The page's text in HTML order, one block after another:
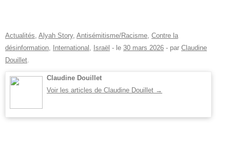
Actualités, Alyah Story, Antisémitisme/Racisme, Contre la
désinformation, International , Israël - le 30 mars 2026 - par Claudine
Douillet.
Claudine Douillet
Voir les articles de Claudine Douillet →